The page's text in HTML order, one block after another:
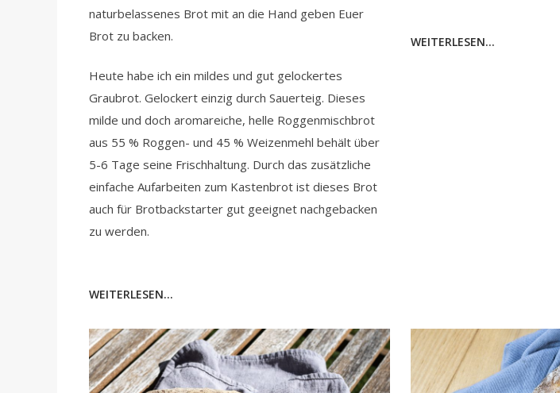
naturbelassenes Brot mit an die Hand geben Euer
Brot zu backen.
Heute habe ich ein mildes und gut gelockertes
Graubrot. Gelockert einzig durch Sauerteig. Dieses
milde und doch aromareiche, helle Roggenmischbrot
aus 55 % Roggen- und 45 % Weizenmehl behält über
5-6 Tage seine Frischhaltung. Durch das zusätzliche
einfache Aufarbeiten zum Kastenbrot ist dieses Brot
auch für Brotbackstarter gut geeignet nachgebacken
zu werden.
WEITERLESEN...
WEITERLESEN...